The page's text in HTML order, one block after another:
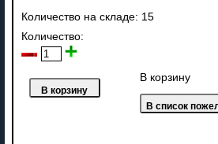
Количество на складе: 15
Количество:
В корзину